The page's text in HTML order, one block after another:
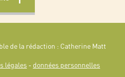
de la rédaction : Catherine Matt
légales - données personnelles